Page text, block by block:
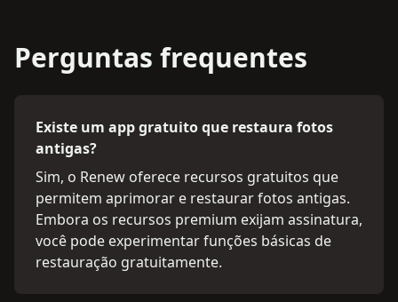
Perguntas frequentes
Existe um app gratuito que restaura fotos
antigas?
Sim, o Renew oferece recursos gratuitos que
permitem aprimorar e restaurar fotos antigas.
Embora os recursos premium exijam assinatura,
você pode experimentar funções básicas de
restauração gratuitamente.